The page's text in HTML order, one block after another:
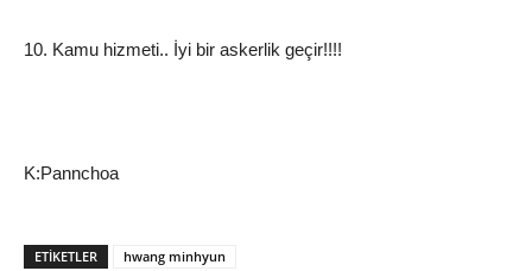
10. Kamu hizmeti.. İyi bir askerlik geçir!!!!
K:Pannchoa
ETIKETLER hwang minhyun